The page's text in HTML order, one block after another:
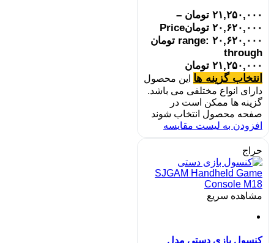
۲۱,۲۵۰,۰۰۰ تومان –
۲۰,۶۲۰,۰۰۰ تومانPrice
range: ۲۰,۶۲۰,۰۰۰ تومان
through
۲۱,۲۵۰,۰۰۰ تومان
انتخاب گزینه ها این محصول
دارای انواع مختلفی می باشد.
گزینه ها ممکن است در
صفحه محصول انتخاب شوند
افزودن به لیست مقایسه
حراج
مشاهده سریع
کنسول بازی دستی مدل